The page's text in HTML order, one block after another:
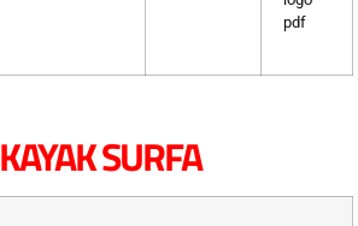
KAYAK SURFA